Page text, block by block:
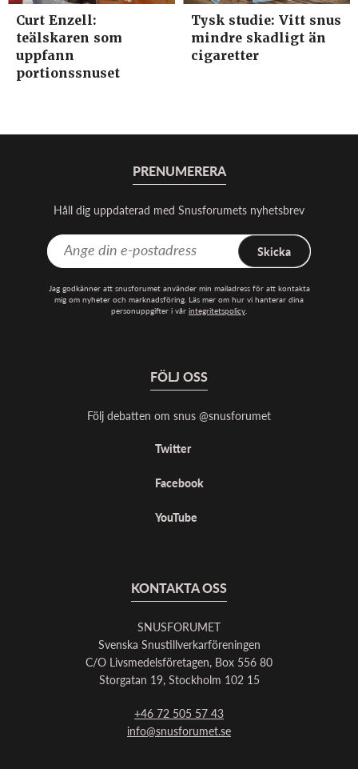
Curt Enzell:
teälskaren som
uppfann
portionssnuset
Tysk studie: Vitt snus
mindre skadligt än
cigaretter
PRENUMERERA
Håll dig uppdaterad med Snusforumets nyhetsbrev
Skicka
Jag godkänner att snusforumet använder min mailadress för att kontakta
mig om nyheter och marknadsföring. Läs mer om hur vi hanterar dina
personuppgifter i vår integritetspolicy.
FÖLJ OSS
Följ debatten om snus @snusforumet
Twitter
Facebook
YouTube
KONTAKTA OSS
SNUSFORUMET
Svenska Snustillverkarföreningen
C/O Livsmedelsföretagen, Box 556 80
Storgatan 19, Stockholm 102 15
+46 72 505 57 43
info@snusforumet.se